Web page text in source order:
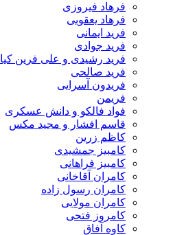
فرهاد فیروزی
فرهاد یعقوبی
فرید ایمانی
فرید جوادی
فرید رشیدی و علی فرین کیا
فرید صالحی
فریدون آسرایی
فریمن
فواد فالکو و دانش عسکری
قاسم افشار و مجید مکس
کاظم زرین
کامبیز جمشیدی
کامبیز فراهانی
کامران آقاخانی
کامران رسول زاده
کامران مولایی
کامروز فتحی
کاوه آفاق